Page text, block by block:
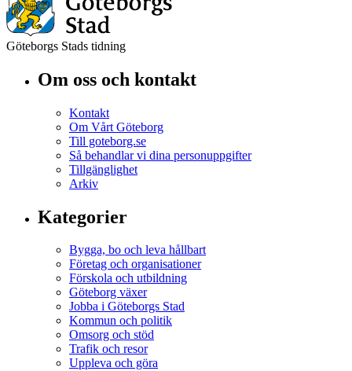
Göteborgs Stads tidning
Om oss och kontakt
Kontakt
Om Vårt Göteborg
Till goteborg.se
Så behandlar vi dina personuppgifter
Tillgänglighet
Arkiv
Kategorier
Bygga, bo och leva hållbart
Företag och organisationer
Förskola och utbildning
Göteborg växer
Jobba i Göteborgs Stad
Kommun och politik
Omsorg och stöd
Trafik och resor
Uppleva och göra